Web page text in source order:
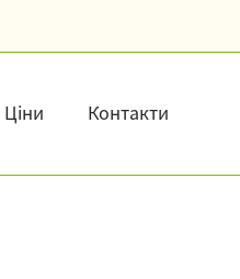
Ціни Контакти